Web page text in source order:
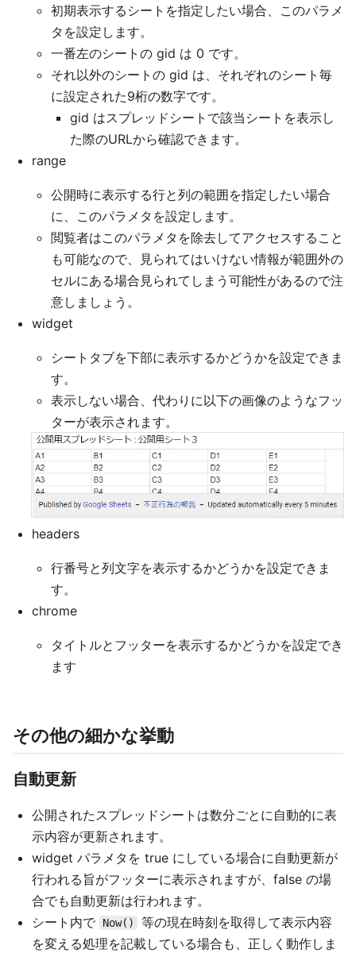
初期表示するシートを指定したい場合、このパラメ
タを設定します。
一番左のシートの gid は 0 です。
それ以外のシートの gid は、それぞれのシート毎
に設定された9桁の数字です。
gid はスプレッドシートで該当シートを表示し
た際のURLから確認できます。
range
公開時に表示する行と列の範囲を指定したい場合
に、このパラメタを設定します。
閲覧者はこのパラメタを除去してアクセスすること
も可能なので、見られてはいけない情報が範囲外の
セルにある場合見られてしまう可能性があるので注
意しましょう。
widget
シートタブを下部に表示するかどうかを設定できま
す。
表示しない場合、代わりに以下の画像のようなフッ
ターが表示されます。
headers
行番号と列文字を表示するかどうかを設定できま
す。
chrome
タイトルとフッターを表示するかどうかを設定でき
ます
その他の細かな挙動
自動更新
公開されたスプレッドシートは数分ごとに自動的に表
示内容が更新されます。
widget パラメタを true にしている場合に自動更新が
行われる旨がフッターに表示されますが、false の場
合でも自動更新は行われます。
シート内で
Now()
等の現在時刻を取得して表示内容
を変える処理を記載している場合も、正しく動作しま